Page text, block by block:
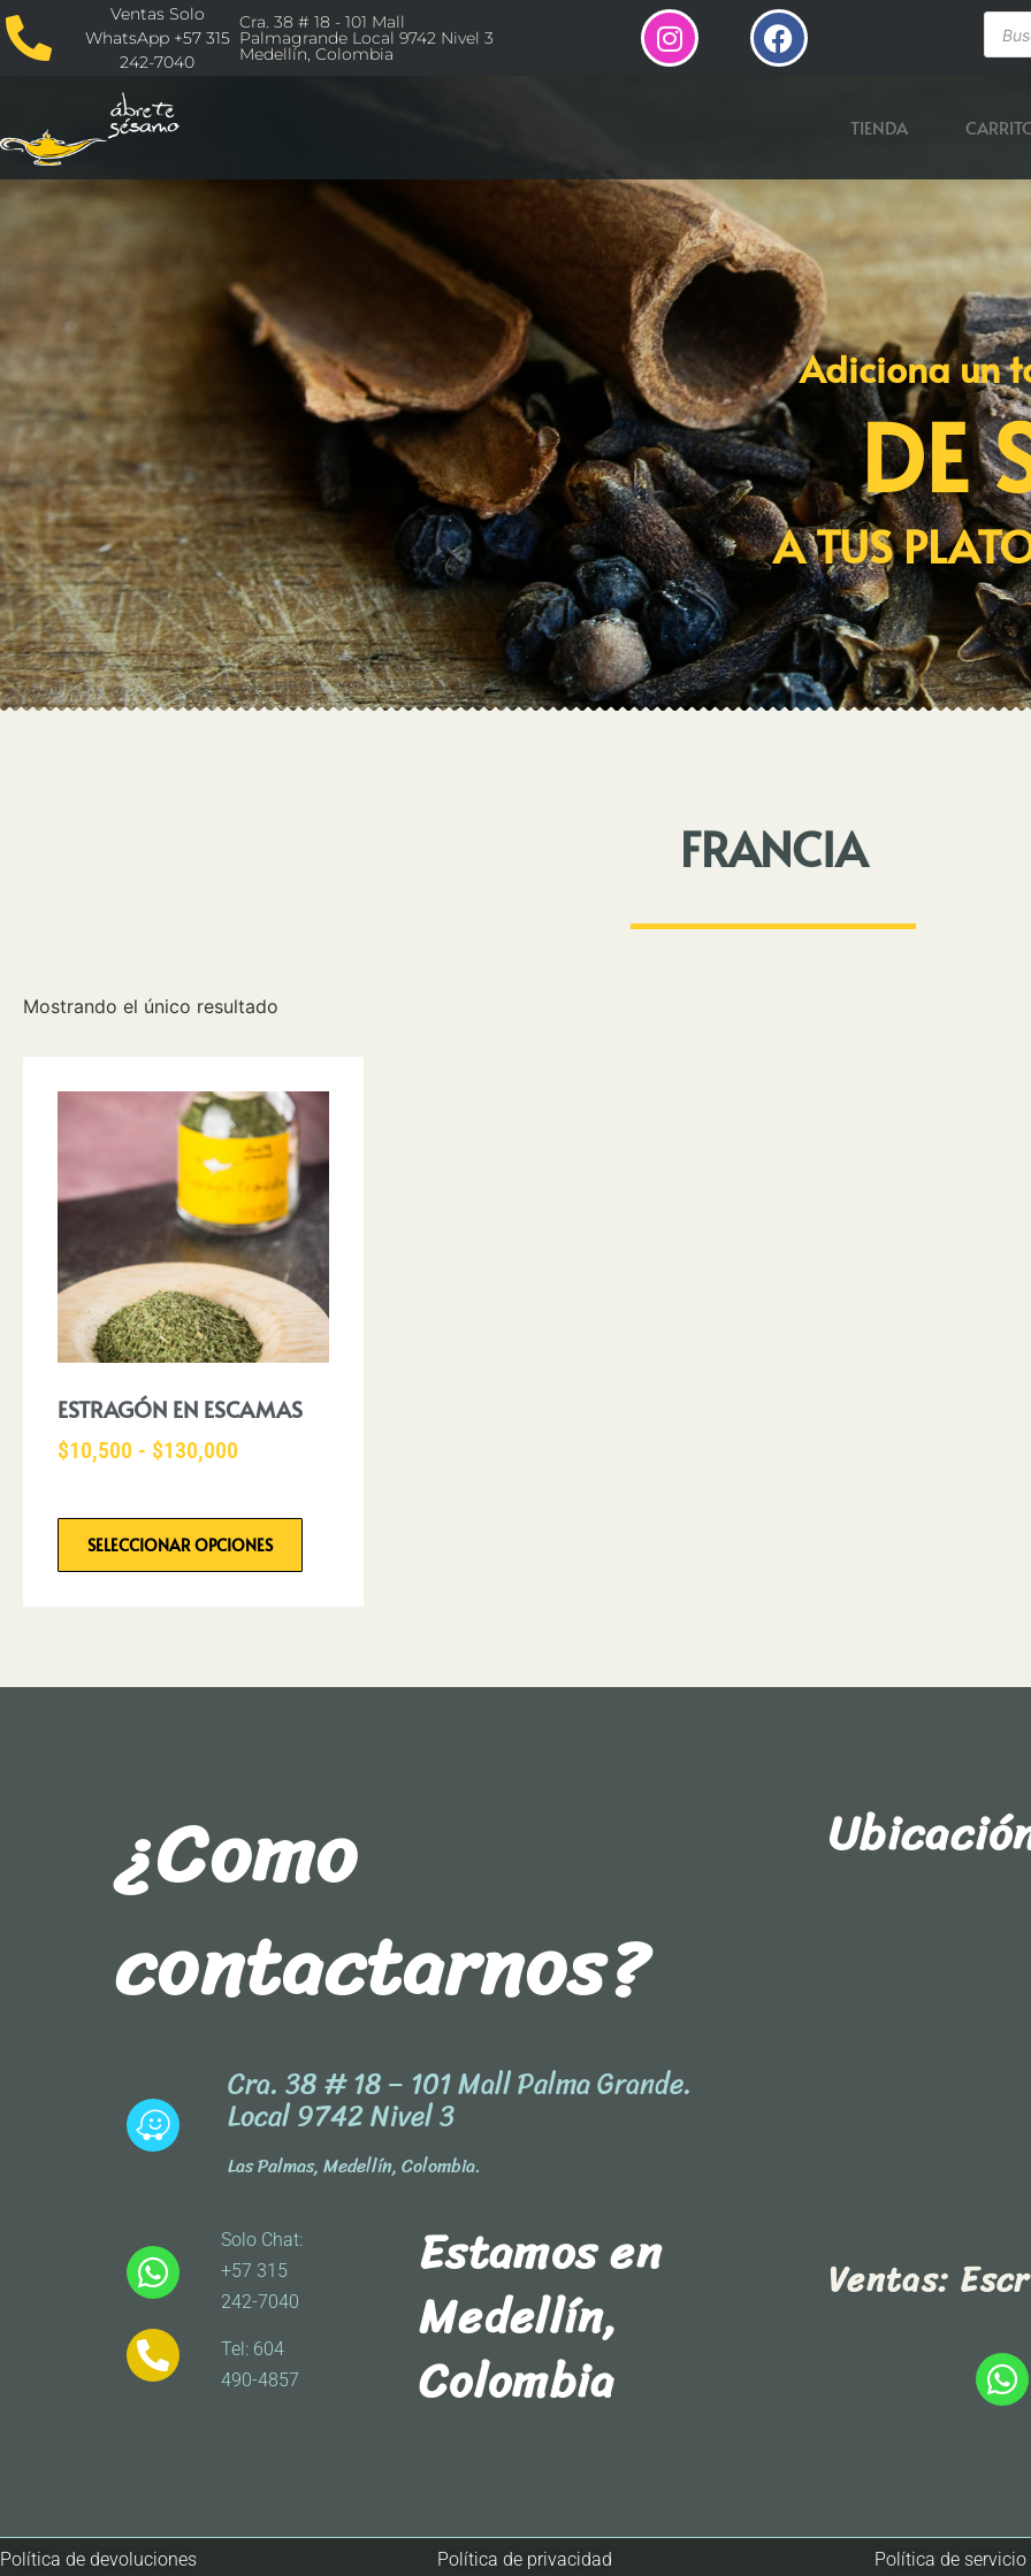
Ventas Solo
WhatsApp +57 315
242-7040
Cra. 38 # 18 - 101 Mall
Palmagrande Local 9742 Nivel 3
Medellín, Colombia
TIENDA
Adiciona un
DE
A TUS
FRANCIA
Mostrando el único resultado
ESTRAGÓN EN ESCAMAS
$10,500 - $130,000
SELECCIONAR OPCIONES
¿Como
contactarnos?
Cra. 38 # 18 – 101 Mall Palma Grande.
Local 9742 Nivel 3
Las Palmas, Medellín, Colombia.
Solo Chat:
+57 315
242-7040
Tel: 604
490-4857
Estamos en
Medellín,
Colombia
Ventas:
Política de devoluciones Política de privacidad Política de